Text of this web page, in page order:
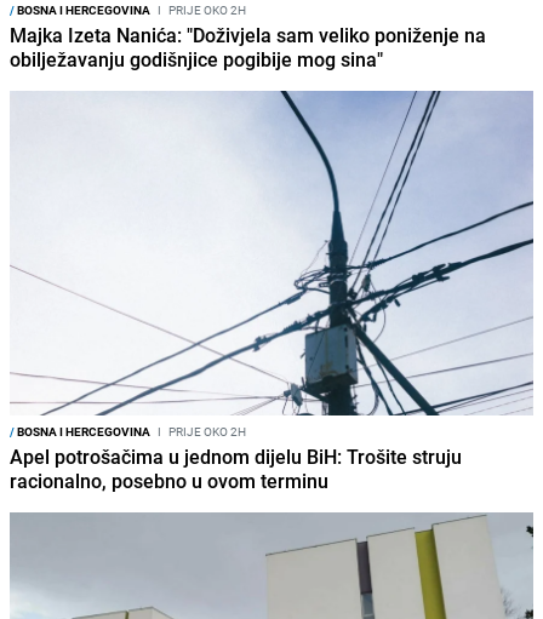
/BOSNA I HERCEGOVINA I PRIJE OKO 2H
Majka Izeta Nanića: "Doživjela sam veliko poniženje na
obilježavanju godišnjice pogibije mog sina"
/BOSNA I HERCEGOVINA I PRIJE OKO 2H
Apel potrošačima u jednom dijelu BiH: Trošite struju
racionalno, posebno u ovom terminu